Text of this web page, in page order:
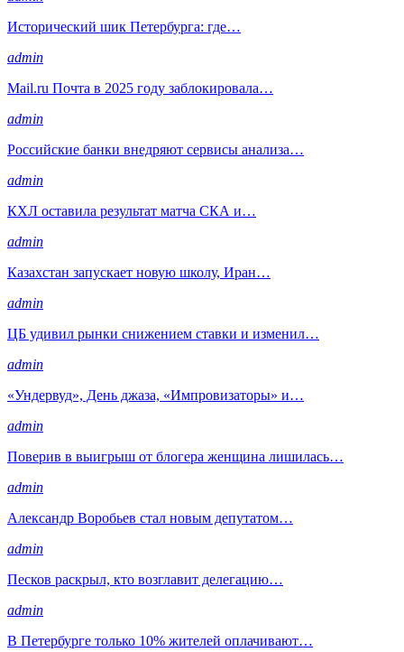
Исторический шик Петербурга: где…
admin
Mail.ru Почта в 2025 году заблокировала…
admin
Российские банки внедряют сервисы анализа…
admin
КХЛ оставила результат матча СКА и…
admin
Казахстан запускает новую школу, Иран…
admin
ЦБ удивил рынки снижением ставки и изменил…
admin
«Ундервуд», День джаза, «Импровизаторы» и…
admin
Поверив в выигрыш от блогера женщина лишилась…
admin
Александр Воробьев стал новым депутатом…
admin
Песков раскрыл, кто возглавит делегацию…
admin
В Петербурге только 10% жителей оплачивают…